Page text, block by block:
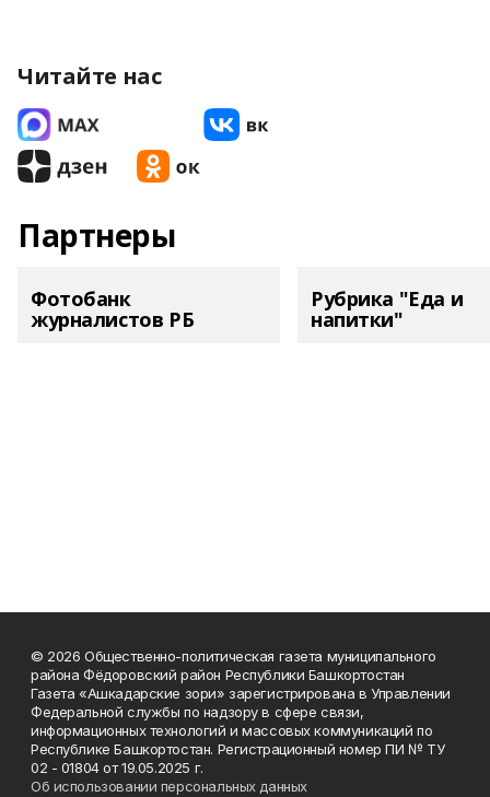
Читайте нас
Партнеры
Фотобанк
журналистов РБ
Рубрика "Еда и
напитки"
© 2026 Общественно-политическая газета муниципального
района Фёдоровский район Республики Башкортостан
Газета «Ашкадарские зори» зарегистрирована в Управлении
Федеральной службы по надзору в сфере связи,
информационных технологий и массовых коммуникаций по
Республике Башкортостан. Регистрационный номер ПИ № ТУ
02 - 01804 от 19.05.2025 г.
Об использовании персональных данных